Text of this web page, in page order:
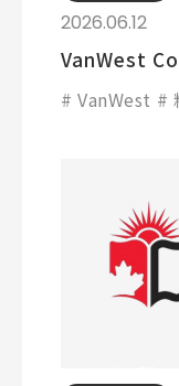
2026.06.12
VanWest
VanWest